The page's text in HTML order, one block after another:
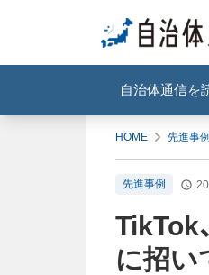
自治体通信を
HOME 先進事例
先進事例
TikTok
に招い